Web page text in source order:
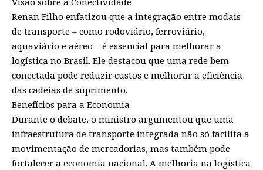
Renan Filho enfatizou que a integração entre modais
de transporte – como rodoviário, ferroviário,
aquaviário e aéreo – é essencial para melhorar a
logística no Brasil. Ele destacou que uma rede bem
conectada pode reduzir custos e melhorar a eficiência
das cadeias de suprimento.
Benefícios para a Economia
Durante o debate, o ministro argumentou que uma
infraestrutura de transporte integrada não só facilita a
movimentação de mercadorias, mas também pode
fortalecer a economia nacional. A melhoria na logística